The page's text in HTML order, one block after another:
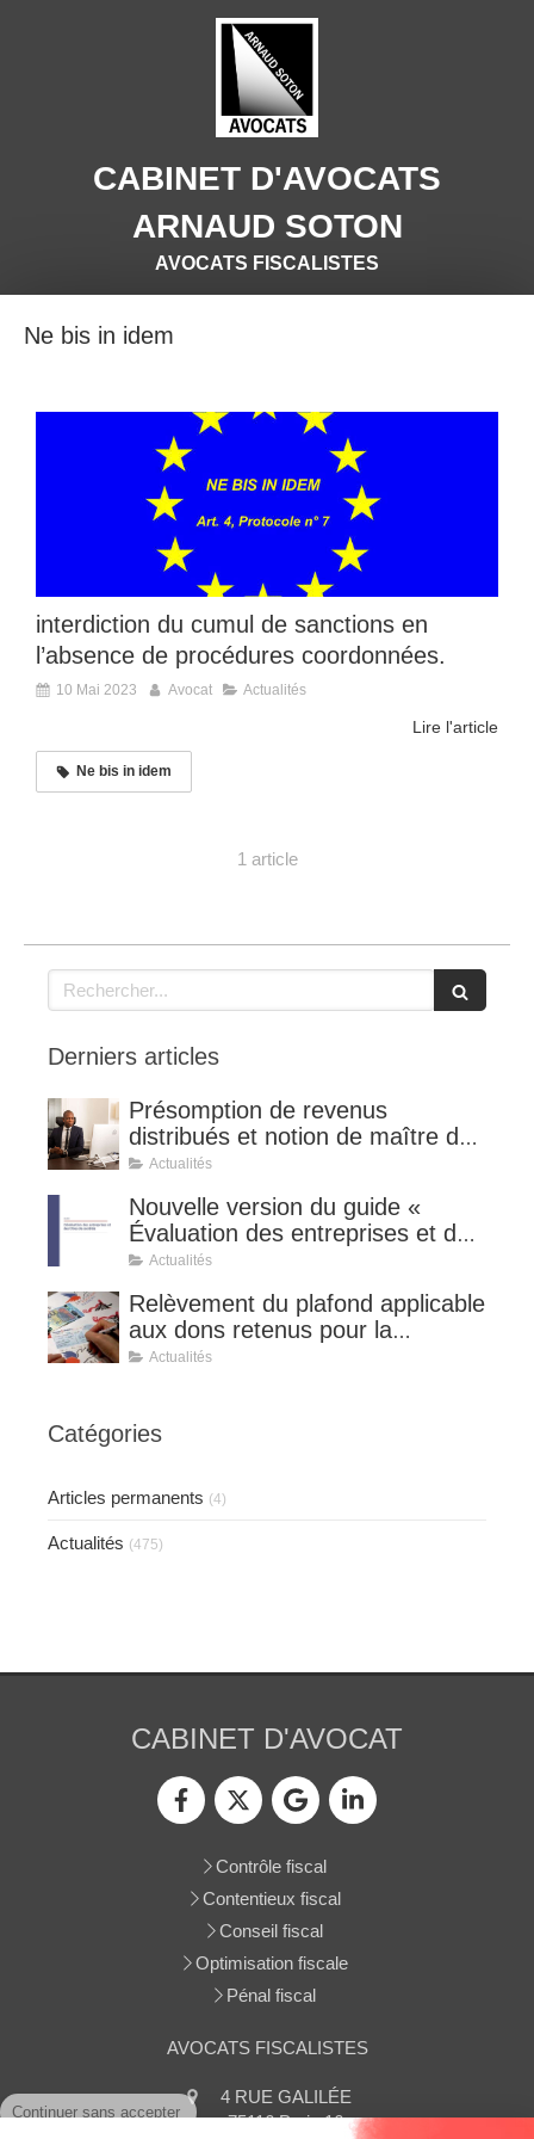
CABINET D'AVOCATS
ARNAUD SOTON
AVOCATS FISCALISTES
Ne bis in idem
interdiction du cumul de sanctions en
l’absence de procédures coordonnées.
10 Mai 2023 Avocat Actualités
Lire l'article
Ne bis in idem
1 article
Rechercher
Derniers articles
Présomption de revenus
distribués et notion de maître de
l'affaire (CE 8 juillet 2026, n°
Actualités
Nouvelle version du guide «
Évaluation des entreprises et des
titres de sociétés ».
Actualités
Relèvement du plafond applicable
aux dons retenus pour la
détermination de la réduction
Actualités
Catégories
Articles permanents (4)
Actualités (475)
CABINET D'AVOCAT
Contrôle fiscal
Contentieux fiscal
Conseil fiscal
Optimisation fiscale
Pénal fiscal
AVOCATS FISCALISTES
4 RUE GALILÉE
75116 Paris 16
Continuer sans accepter